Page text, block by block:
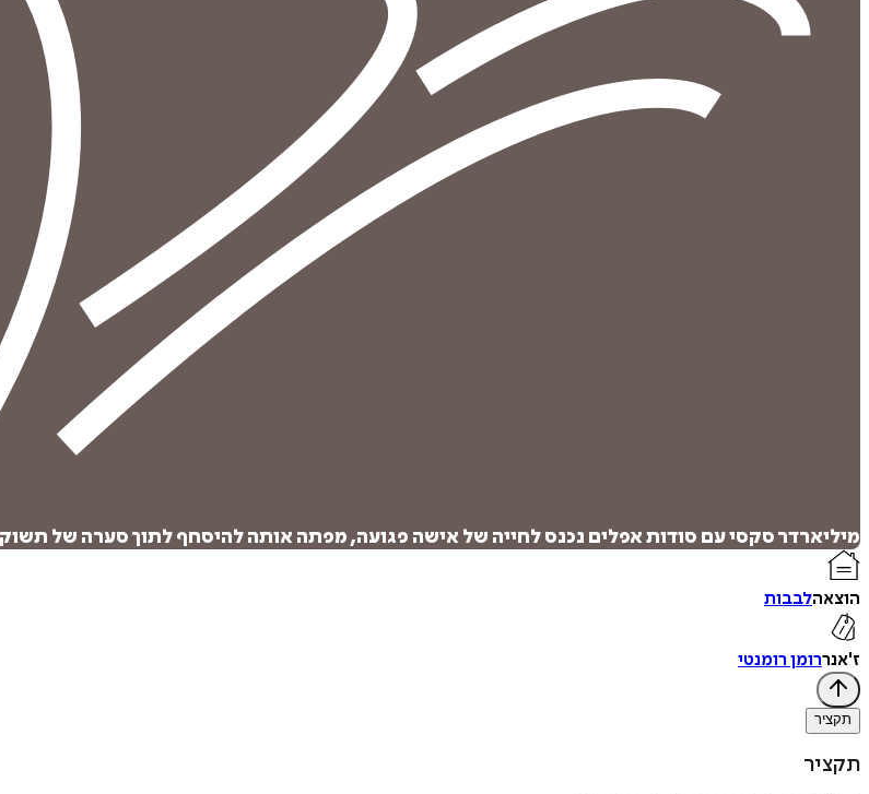
הוספה
איזה פורמט בא לך?
דיגיטלי
₪27 מחיר קודם: ₪35
במבצע עד:
31/08/2026
מודפס
59
מחיר על הספר:
מיליארדר סקסי עם סודות אפלים נכנס לחייה של אישה פגועה, מפתה אותה להיסחף לתוך סערה של
הוצאהלבבות
ז'אנררומן רומנטי
תקציר
תקציר